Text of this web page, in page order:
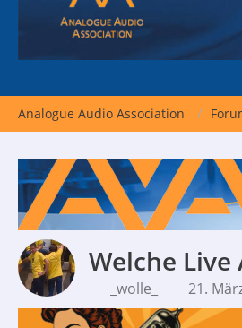
Analogue Audio Association
Welche
_wolle_ 21.